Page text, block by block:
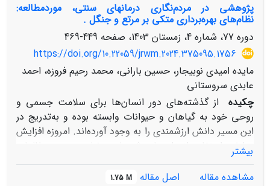
پژوهشی در مردم‌نگاری درمانهای سنتی، موردمطالعه:
نظام‌های بهره‌برداری متکی بر مرتع و جنگل .
دوره 77، شماره 4، زمستان 1403، صفحه
449-469
https://doi.org/10.22059/jrwm.2024.375095.1756
مایده امیدی نوبیجار، حسین بارانی، محمد رحیم فروزه، احمد
عابدی سروستانی
چکیده
از گذشته‌های دور انسان‌ها برای سلامت جسمی و
روحی خود به گیاهان و حیوانات وابسته بوده‌ و به‌تدریج در
این مسیر دانش ارزشمندی را به وجود آورده‌اند. امروزه افزایش
عوارض استفاده از داروهای شیمیایی، نیاز مبرم به مطالعات
پایه برای بررسی ترکیبات جدید را ضروری می‌نماید و همچنین
با خطر زوال دانش بومی، اهمیت مستندسازی آن بیش‌ازپیش
بیشتر
مشاهده مقاله
اصل مقاله 1.75 M